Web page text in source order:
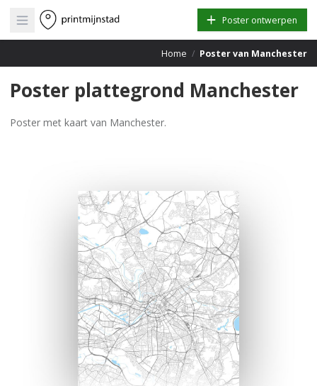
Open main menu Poster ontwerpen
Home / Poster van Manchester
Poster plattegrond Manchester
Poster met kaart van Manchester.